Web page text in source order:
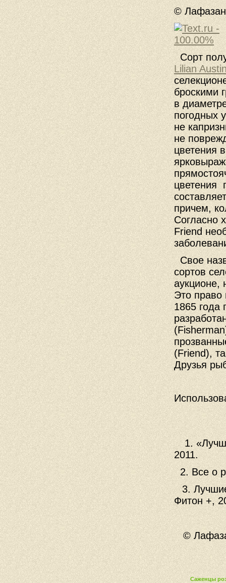
©
Сорт
Lilian
броскими
в
погодных
не
не
цветения
цветения
причем,
Согласно
Friend
Свое
сортов
аукционе,
Это право
1865 года
(Friend),
Друзья
1.
2011.
2. Все о
3.
Фитон +,
©
Саженцы